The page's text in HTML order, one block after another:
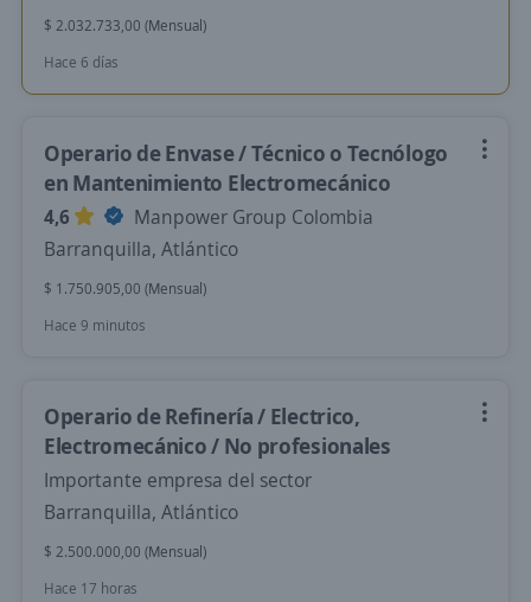
$ 2.032.733,00 (Mensual)
Hace 6 días
Operario de Envase / Técnico o Tecnólogo
en Mantenimiento Electromecánico
4,6
Manpower Group Colombia
Barranquilla, Atlántico
$ 1.750.905,00 (Mensual)
Hace 9 minutos
Operario de Refinería / Electrico,
Electromecánico / No profesionales
Importante empresa del sector
Barranquilla, Atlántico
$ 2.500.000,00 (Mensual)
Hace 17 horas